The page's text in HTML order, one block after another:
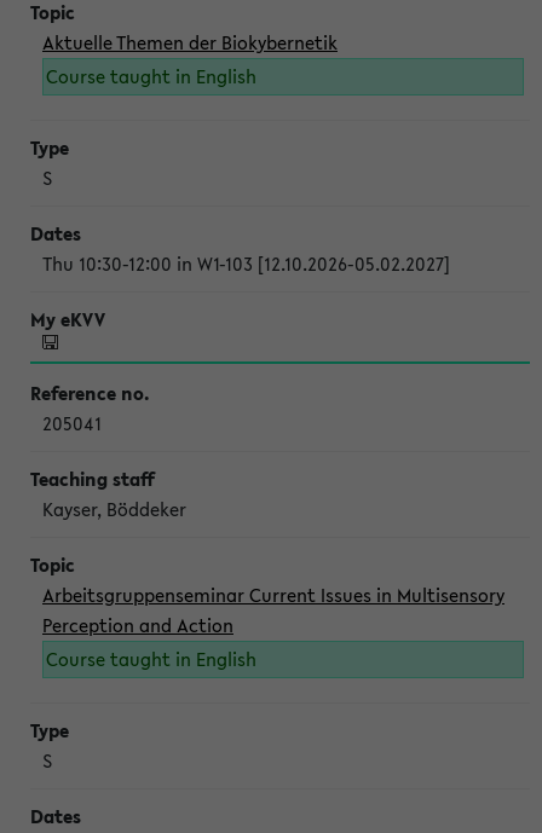
Aktuelle Themen der Biokybernetik
Course taught in English
S
Thu 10:30-12:00 in W1-103 [12.10.2026-05.02.2027]
205041
Kayser, Böddeker
Arbeitsgruppenseminar Current Issues in Multisensory
Perception and Action
Course taught in English
S